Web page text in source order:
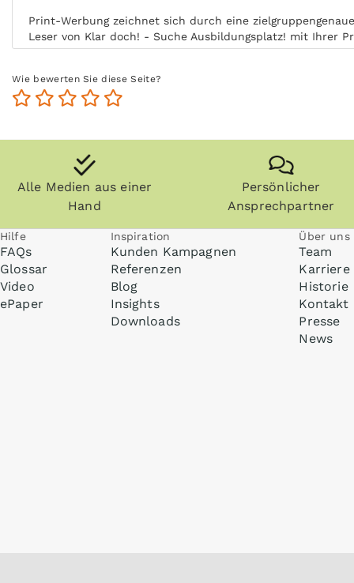
Print-Werbung zeichnet sich durch eine
Leser von Klar doch! - Suche Ausbildungsplatz! mit Ihrer
Ort und Zeit der Nutzung steigert zudem die
Anzeigen können zudem nachgeblättert und
doch! - Suche Ausbildungsplatz! kann ohne Internet
Wie bewerten Sie diese Seite?
Alle Medien aus einer
Hand
Persönlicher
Ansprechpartner
Hilfe
FAQs
Glossar
Video
ePaper
Inspiration
Kunden Kampagnen
Referenzen
Blog
Insights
Downloads
Über uns
Team
Karriere
Historie
Kontakt
Presse
News